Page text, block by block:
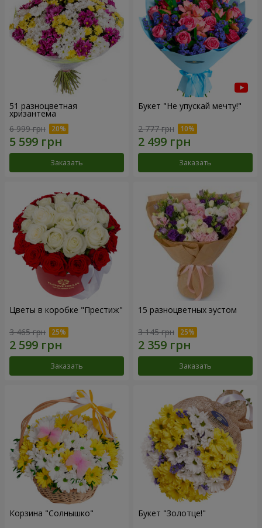
51 разноцветная
хризантема
6 999 грн
Заказать
Букет "Не упускай мечту!"
2 777 грн
Заказать
Цветы в коробке "Престиж"
3 465 грн
Заказать
15 разноцветных эустом
3 145 грн
Заказать
Корзина "Солнышко" Букет "Золотце!"